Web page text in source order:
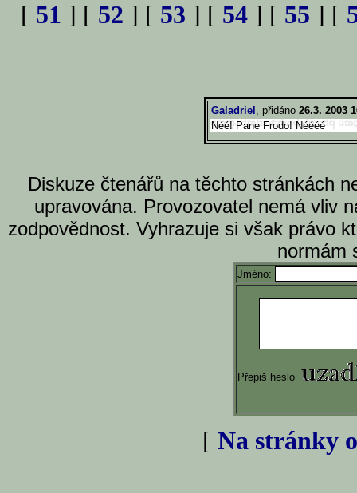
[ 51 ] [ 52 ] [ 53 ] [ 54 ] [ 55 ] [
Galadriel , přidáno 26.3. 2003
Néé! Pane Frodo! Néééé
Diskuze čtenářů na těchto stránkách
upravována. Provozovatel nemá vliv
zodpovědnost. Vyhrazuje si však právo
normám
Jméno:
Přepiš heslo
[ Na stránky